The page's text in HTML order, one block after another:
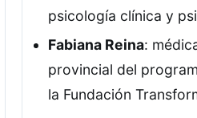
psicología clínica y
Fabiana Reina:
provincial del
la Fundación